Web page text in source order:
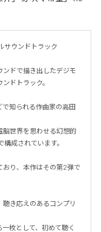
サウンドトラック
ンドで描き出したデジモ
ドトラック。
で知られる作曲家の高田
脳世界を思わせる幻想的
成されています。
り、本作はその第2弾で
き応えのあるコンプリ
枚として、初めて聴く